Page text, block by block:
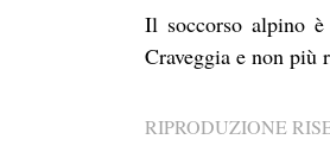
Il soccorso alpino è
Craveggia e non più
RIPRODUZIONE